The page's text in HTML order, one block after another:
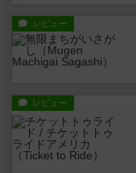
レビュー
レビュー